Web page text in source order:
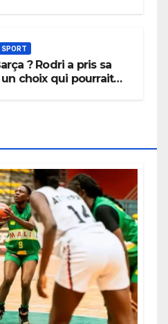
SPORT
? Rodri a pris sa
choix qui pourrait